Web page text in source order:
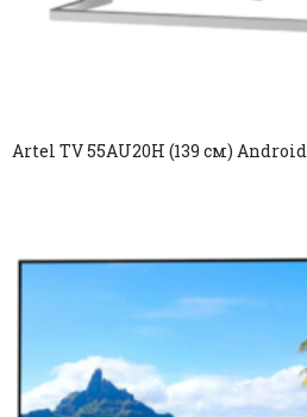
Artel TV 55AU20H (139 см) Android